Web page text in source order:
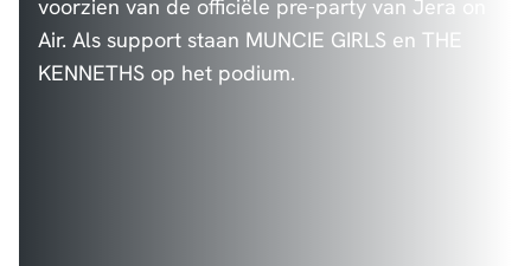
voorzien van de officiële pre-party van Jera on
Air. Als support staan MUNCIE GIRLS en THE
KENNETHS op het podium.